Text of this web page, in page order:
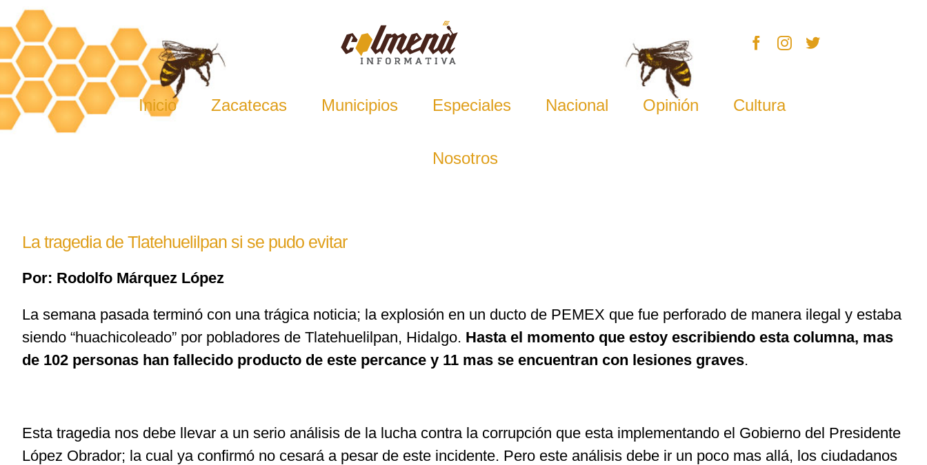
Skip
to
content
Inicio Zacatecas Municipios Especiales Nacional Opinión Cultura
Nosotros
La tragedia de Tlatehuelilpan si se pudo evitar
Por: Rodolfo Márquez López
La semana pasada terminó con una trágica noticia; la explosión en un ducto de PEMEX que fue perforado de manera ilegal y estaba
siendo “huachicoleado” por pobladores de Tlatehuelilpan, Hidalgo. Hasta el momento que estoy escribiendo esta columna, mas
de 102 personas han fallecido producto de este percance y 11 mas se encuentran con lesiones graves.
Esta tragedia nos debe llevar a un serio análisis de la lucha contra la corrupción que esta implementando el Gobierno del Presidente
López Obrador; la cual ya confirmó no cesará a pesar de este incidente. Pero este análisis debe ir un poco mas allá, los ciudadanos